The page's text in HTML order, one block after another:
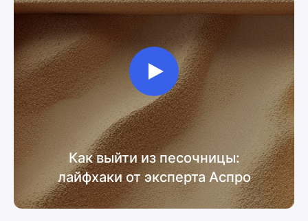
Как выйти из песочницы:
лайфхаки от эксперта Аспро